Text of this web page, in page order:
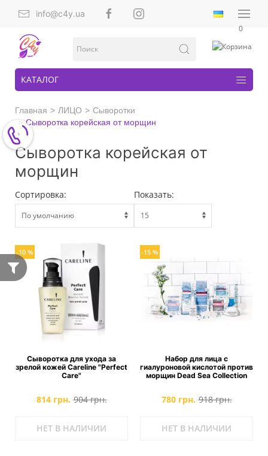
info@c4y.ua
0
КАТАЛОГ
Главная ЛИЦО
Сыворотки
Сыворотка корейская от морщин
Сыворотка корейская от
морщин
Сортировка: Показать:
-10 %
Сыворотка для ухода за
зрелой кожей Careline "Perfect
Care"
814 грн. 904 грн.
НЕТ В НАЛИЧИИ
-15 %
Набор для лица с
гиалуроновой кислотой против
морщин Dead Sea Collection
780 грн. 918 грн.
НЕТ В НАЛИЧИИ